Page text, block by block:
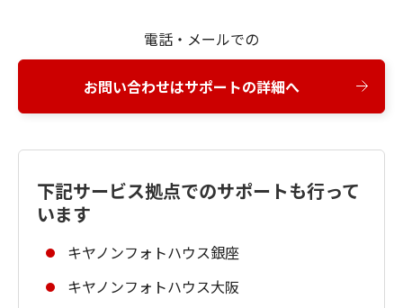
電話・メールでの
お問い合わせはサポートの詳細へ
下記サービス拠点でのサポートも行って
います
キヤノンフォトハウス銀座
キヤノンフォトハウス大阪